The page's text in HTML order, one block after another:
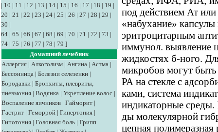
| 10 | 11 | 12 | 13 | 14 | 15 | 16 | 17 | 18 | 19 |
20 | 21 | 22 | 23 | 24 | 25 | 26 | 27 | 28 | 29 |
30 |
64 | 65 | 66 | 67 | 68 | 69 | 70 | 71 | 72 | 73 |
74 | 75 | 76 | 77 | 78 | 79 ]
Домашний лечебник
Аллергия | Алкоголизм | Ангина | Астма |
Бессонница | Болезни селезенки |
Бородавки | Бронхиты, плевриты,
пневмония | Водянка | Укрепление волос |
Воспаление яичников | Гайморит |
Гастрит | Геморрой | Гипертония |
Гипотония | Головная боль | Грипп
под действием Ат
«набухание»
эритроцитарным
иммунол. выявление
жидкостях б-ного.
микробов могут
РА на стекле с
ками, система
индикаторные
ды молекулярной
цепная